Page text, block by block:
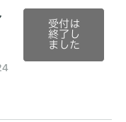
受付は
終了し
ました